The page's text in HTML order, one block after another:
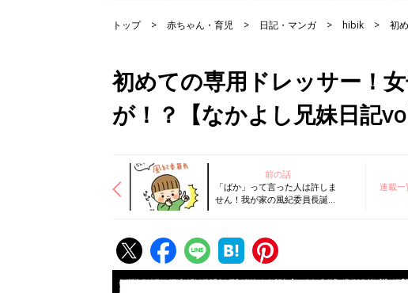
トップ 赤ちゃん・育児 日記・マンガ hibik 初
初めての専用ドレッサー！
が！？【なかよし兄妹日記
前の話
「ばか」って言った人は許しま
せん！我が家の風紀委員長誕
連載一